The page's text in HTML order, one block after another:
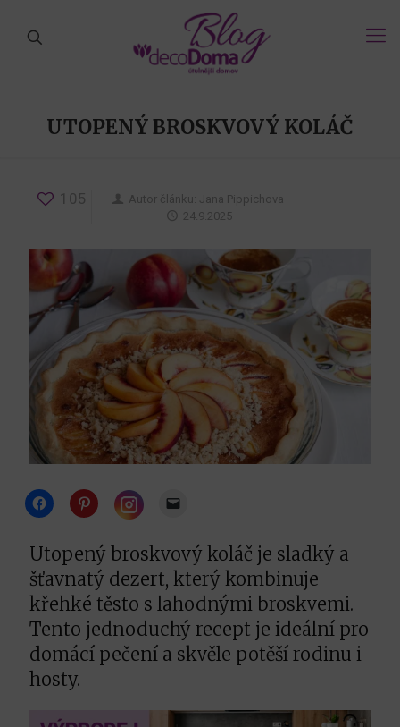
UTOPENÝ BROSKVOVÝ KOLÁČ
105 Autor článku: Jana Pippichova
24.9.2025
Click
to
Facebook
(Opens
new
window)
Click
to
Pinterest
(Opens
in
new
window)
share
on
Instagram
(Opens
in
new
window)
link
to
a
friend
(Opens
in
new
window)
Utopený broskvový koláč je sladký a
šťavnatý dezert, který kombinuje
křehké těsto s lahodnými broskvemi.
Tento jednoduchý recept je ideální pro
domácí pečení a skvěle potěší rodinu i
hosty.